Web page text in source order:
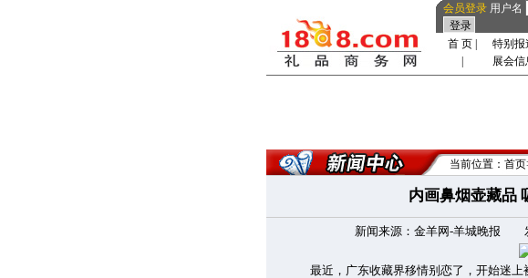
会员登录 用户名
首 页
特别报
展会信
当前位置：首页
内画鼻烟壶藏品
新闻来源：金羊网-羊城晚报
最近，广东收藏界移情别恋了，开始迷